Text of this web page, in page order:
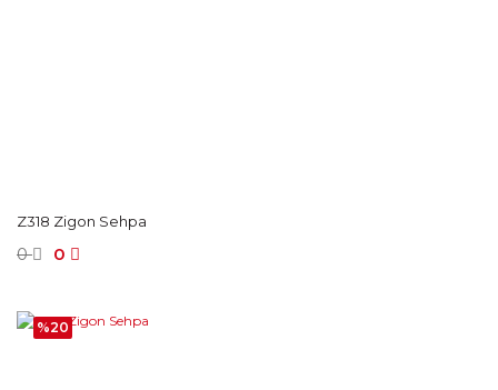
Z318 Zigon Sehpa
0 0
%20